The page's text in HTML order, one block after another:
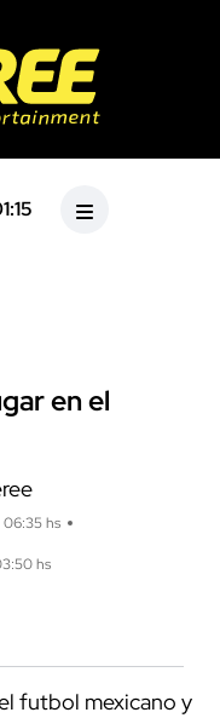
en el
hs
hs
futbol mexicano y